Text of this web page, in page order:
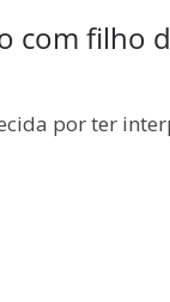
com filho
por ter